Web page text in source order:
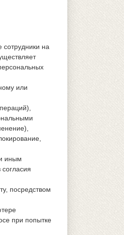
на
или
иным
посредством
при попытке